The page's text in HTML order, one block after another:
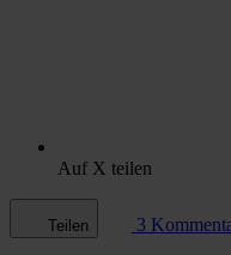
Auf X teilen
Teilen 3